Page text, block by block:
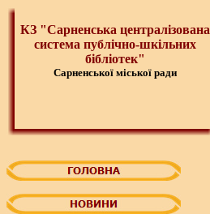
КЗ "Сарненська централізована
система публічно-шкільних
бібліотек"
Сарненської міської ради